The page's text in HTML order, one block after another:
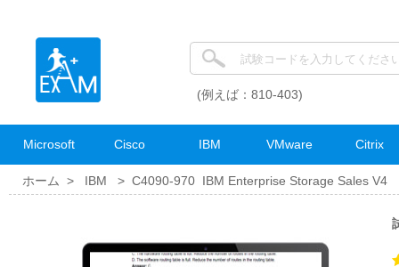
(例えば：810-403)
Microsoft Cisco IBM VMware Citrix
ホーム > IBM > C4090-970 IBM Enterprise Storage Sales V4